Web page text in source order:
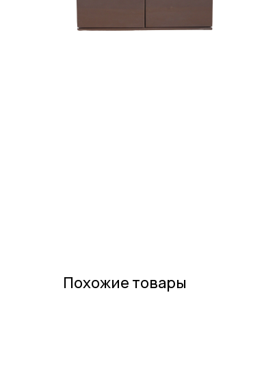
Похожие товары